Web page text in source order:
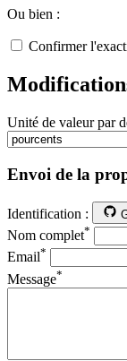
Ou bien :
Confirmer
Unité de valeur par
Envoi de la
Identification :
Nom complet*
Email*
Message*